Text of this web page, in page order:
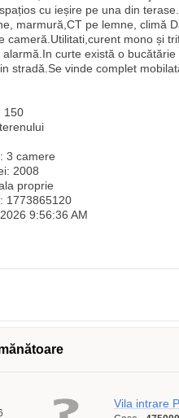
cu ieșire pe una din
marmură,CT pe lemne, climă
cameră.Utilitati,curent mono și
curte există o
stradă.Se vinde complet
150
3 camere
2008
proprie
1773865120
9:56:36 AM
Vila intrare